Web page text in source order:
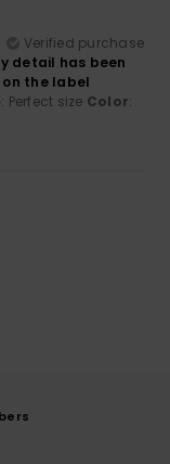
Verified purchase
detail has been
the label
: Perfect size Color: